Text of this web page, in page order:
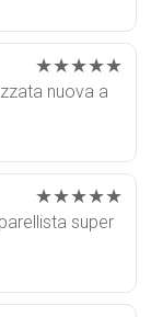
★★★★★
nuova a
★★★★★
super